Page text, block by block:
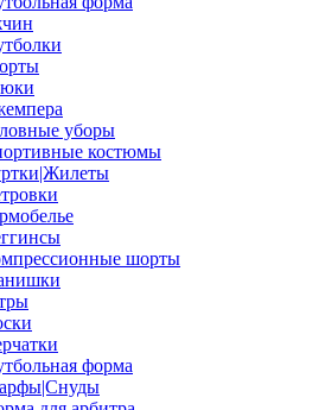
уборы
костюмы
шорты
форма